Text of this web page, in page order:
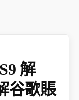
解
谷歌賬